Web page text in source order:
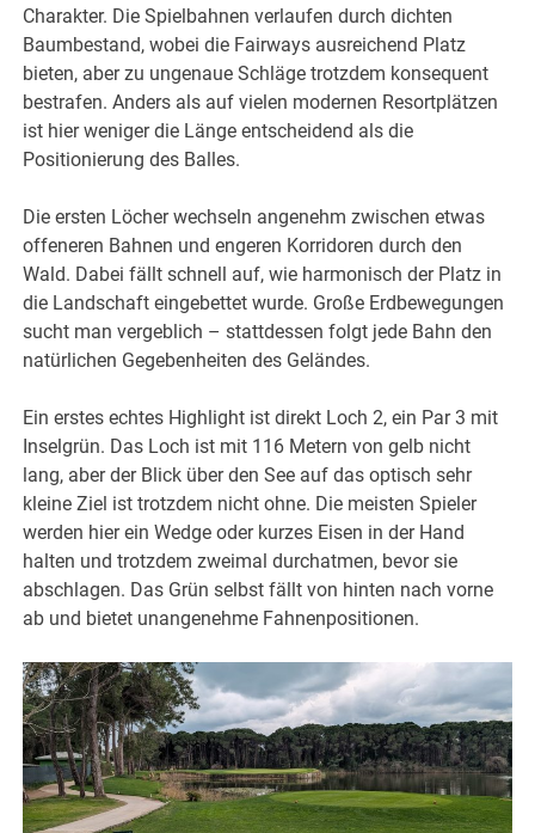
Charakter. Die Spielbahnen verlaufen durch dichten
Baumbestand, wobei die Fairways ausreichend Platz
bieten, aber zu ungenaue Schläge trotzdem konsequent
bestrafen. Anders als auf vielen modernen Resortplätzen
ist hier weniger die Länge entscheidend als die
Positionierung des Balles.
Die ersten Löcher wechseln angenehm zwischen etwas
offeneren Bahnen und engeren Korridoren durch den
Wald. Dabei fällt schnell auf, wie harmonisch der Platz in
die Landschaft eingebettet wurde. Große Erdbewegungen
sucht man vergeblich – stattdessen folgt jede Bahn den
natürlichen Gegebenheiten des Geländes.
Ein erstes echtes Highlight ist direkt Loch 2, ein Par 3 mit
Inselgrün. Das Loch ist mit 116 Metern von gelb nicht
lang, aber der Blick über den See auf das optisch sehr
kleine Ziel ist trotzdem nicht ohne. Die meisten Spieler
werden hier ein Wedge oder kurzes Eisen in der Hand
halten und trotzdem zweimal durchatmen, bevor sie
abschlagen. Das Grün selbst fällt von hinten nach vorne
ab und bietet unangenehme Fahnenpositionen.